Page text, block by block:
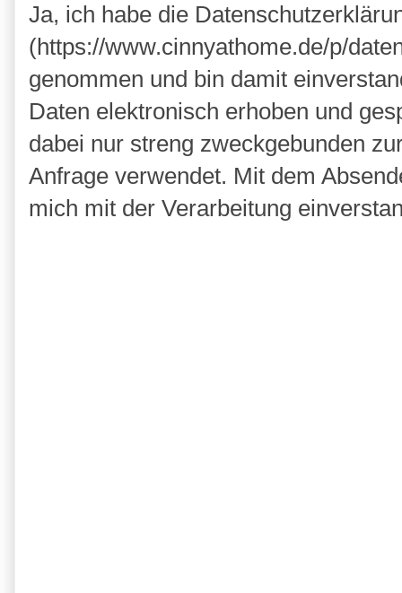
Ja, ich habe die
(https://www.cinnyathome.de/p/
genommen und bin damit
Daten elektronisch erhoben und
dabei nur streng zweckgebunden
Anfrage verwendet. Mit dem
mich mit der Verarbeitung